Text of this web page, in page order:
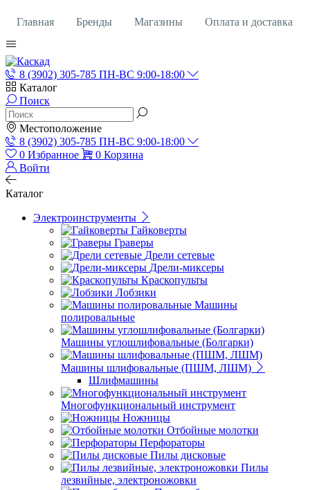
Главная Бренды Магазины Оплата и доставка
Контакты
8 (3902) 305-785 ПН-ВС 9:00-18:00
Каталог
Поиск
Местоположение
8 (3902) 305-785 ПН-ВС 9:00-18:00
0 Избранное 0 Корзина
Войти
Каталог
Электроинструменты
Гайковерты
Граверы
Дрели сетевые
Дрели-миксеры
Краскопульты
Лобзики
Машины
полировальные
Машины углошлифовальные (Болгарки)
Машины шлифовальные (ПШМ, ЛШМ)
Шлифмашины
Многофункциональный инструмент
Ножницы
Отбойные молотки
Перфораторы
Пилы дисковые
Пилы
лезвийные, электроножовки